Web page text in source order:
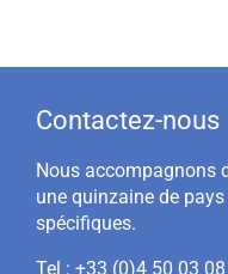
Contactez-nous
Nous accompagnons
une quinzaine de
spécifiques.
Tel : +33 (0)4 50 03